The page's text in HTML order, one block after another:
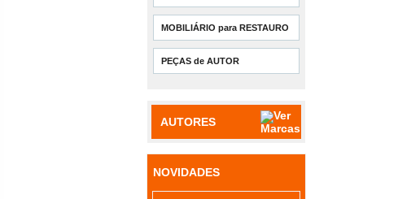
MOBILIÁRIO para RESTAURO
PEÇAS de AUTOR
AUTORES
NOVIDADES